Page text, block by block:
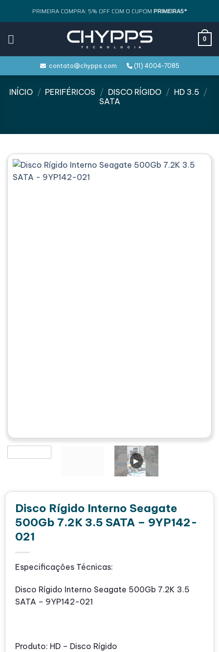
PRIMEIRA COMPRA: 5% OFF COM O CUPOM PRIMEIRA5*
0
contato@chypps.com (11) 4004-7085
INÍCIO / PERIFÉRICOS / DISCO RÍGIDO / HD 3.5 /
SATA
Disco Rígido Interno Seagate
500Gb 7.2K 3.5 SATA – 9YP142-
021
Especificações Técnicas:
Disco Rígido Interno Seagate 500Gb 7.2K 3.5
SATA – 9YP142-021
Produto: HD – Disco Rígido